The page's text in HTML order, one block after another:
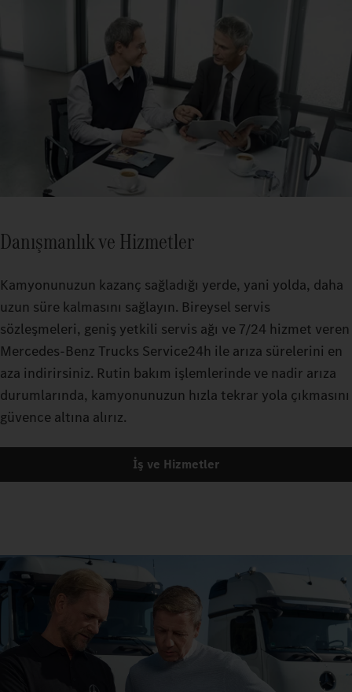
Danışmanlık ve Hizmetler
Kamyonunuzun kazanç sağladığı yerde, yani yolda, daha
uzun süre kalmasını sağlayın. Bireysel servis
sözleşmeleri, geniş yetkili servis ağı ve 7/24 hizmet veren
Mercedes-Benz Trucks Service24h ile arıza sürelerini en
aza indirirsiniz. Rutin bakım işlemlerinde ve nadir arıza
durumlarında, kamyonunuzun hızla tekrar yola çıkmasını
güvence altına alırız.
İş ve Hizmetler